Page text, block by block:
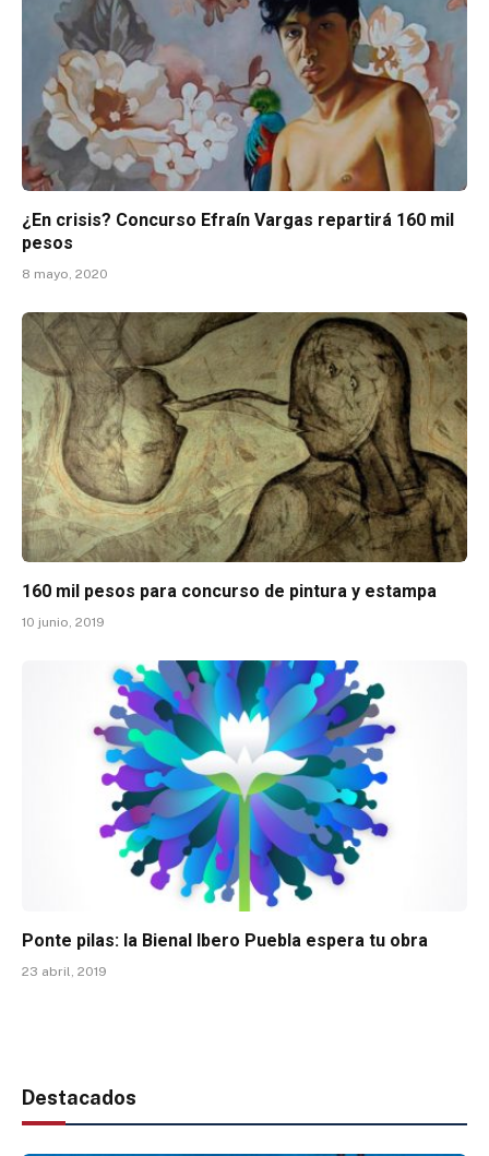
¿En crisis? Concurso Efraín Vargas repartirá 160 mil
pesos
8 mayo, 2020
160 mil pesos para concurso de pintura y estampa
10 junio, 2019
Ponte pilas: la Bienal Ibero Puebla espera tu obra
23 abril, 2019
Destacados